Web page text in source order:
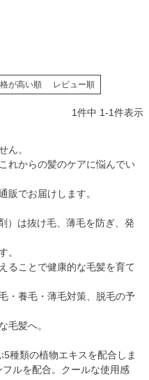
が高い順 レビュー順
1件中 1-1件表示
ん。
れからの髪のケアに悩んでい
販でお届けします。
）は抜け毛、薄毛を防ぎ、発
。
ることで健康的な毛髪を育て
・養毛・薄毛対策、脱毛の予
毛髪へ。
種類の植物エキスを配合しま
ルを配合。クールな使用感